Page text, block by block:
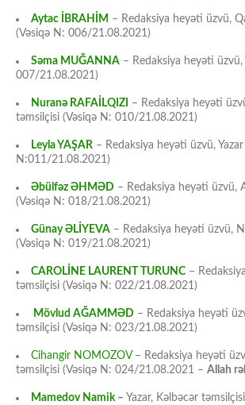
Aytac İBRAHİM – Redaksiya heyəti üzvü,
(Vəsiqə N: 006/21.08.2021)
Səma MUĞANNA – Redaksiya heyəti üzvü,
007/21.08.2021)
Nuranə RAFAİLQIZI
– Redaksiya heyəti
təmsilçisi (Vəsiqə N: 010/21.08.2021)
Leyla YAŞAR – Redaksiya heyəti üzvü, Yazar
N:011/21.08.2021)
Əbülfəz ƏHMƏD – Redaksiya heyəti üzvü,
(Vəsiqə N: 018/21.08.2021)
Günay ƏLİYEVA – Redaksiya heyəti üzvü,
(Vəsiqə N: 019/21.08.2021)
CAROLİNE LAURENT TURUNC –
təmsilçisi (Vəsiqə N: 022/21.08.2021)
Mövlud AĞAMMƏD – Redaksiya heyəti
təmsilçisi (Vəsiqə N: 023/21.08.2021)
Cihangir NOMOZOV– Redaksiya heyəti
təmsilçisi (Vəsiqə N: 024/21.08.2021 – Allah
Mamedov Namik– Yazar, Kəlbəcər